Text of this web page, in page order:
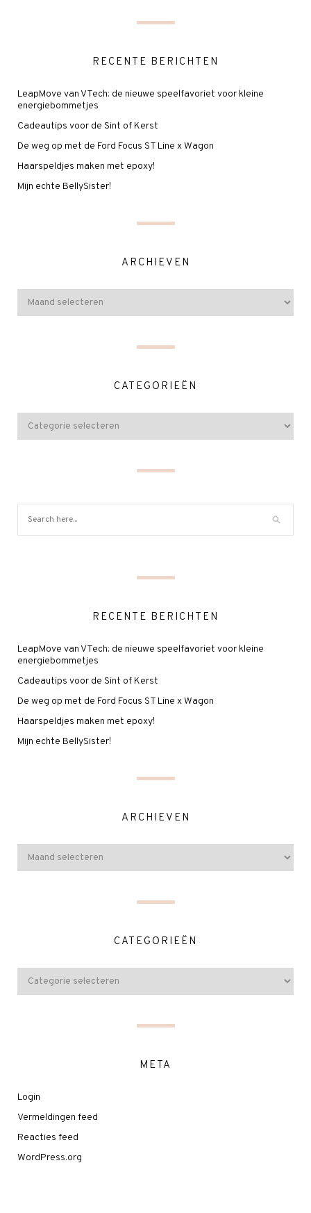
RECENTE BERICHTEN
LeapMove van VTech: de nieuwe speelfavoriet voor kleine
energiebommetjes
Cadeautips voor de Sint of Kerst
De weg op met de Ford Focus ST Line x Wagon
Haarspeldjes maken met epoxy!
Mijn echte BellySister!
ARCHIEVEN
CATEGORIEËN
RECENTE BERICHTEN
LeapMove van VTech: de nieuwe speelfavoriet voor kleine
energiebommetjes
Cadeautips voor de Sint of Kerst
De weg op met de Ford Focus ST Line x Wagon
Haarspeldjes maken met epoxy!
Mijn echte BellySister!
ARCHIEVEN
CATEGORIEËN
META
Login
Vermeldingen feed
Reacties feed
WordPress.org